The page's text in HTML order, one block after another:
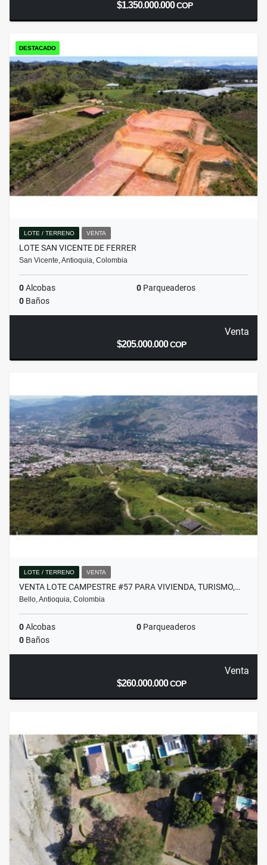
$1.350.000.000COP
DESTACADO
LOTE / TERRENO VENTA
LOTE SAN VICENTE DE FERRER
San Vicente, Antioquia, Colombia
0Alcobas 0 Parqueaderos
0 Baños
Venta
$205.000.000COP
LOTE / TERRENO VENTA
VENTA LOTE CAMPESTRE #57 PARA VIVIENDA, TURISMO,…
Bello, Antioquia, Colombia
0Alcobas 0 Parqueaderos
0 Baños
Venta
$260.000.000COP